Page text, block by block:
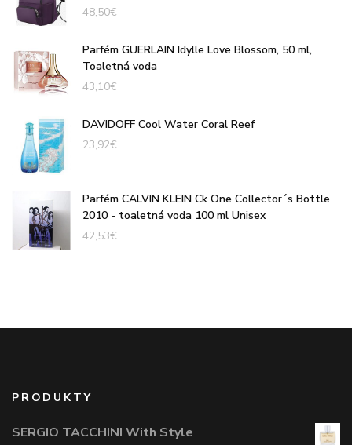
48,50€
Parfém GUERLAIN Idylle Love Blossom, 50 ml,
Toaletná voda
43,10€
DAVIDOFF Cool Water Coral Reef
23,92€
Parfém CALVIN KLEIN Ck One Collector´s Bottle
2010 - toaletná voda 100 ml Unisex
42,53€
PRODUKTY
SERGIO TACCHINI With Style